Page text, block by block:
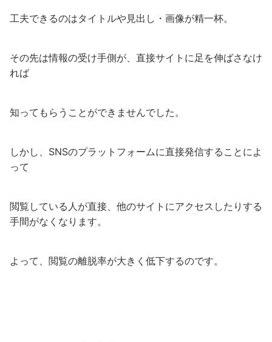
工夫できるのはタイトルや見出し・画像が精一杯。
その先は情報の受け手側が、直接サイトに足を伸ばさなけ
れば
知ってもらうことができませんでした。
しかし、SNSのプラットフォームに直接発信することによ
って
閲覧している人が直接、他のサイトにアクセスしたりする
手間がなくなります。
よって、閲覧の離脱率が大きく低下するのです。